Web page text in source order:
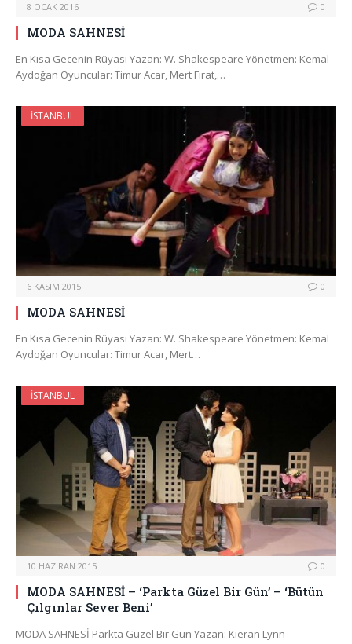
8 OCAK 2016 0
MODA SAHNESİ
En Kısa Gecenin Rüyası Yazan: W. Shakespeare Yönetmen: Kemal
Aydoğan Oyuncular: Timur Acar, Mert Fırat,…
İSTANBUL
6 KASIM 2015 0
MODA SAHNESİ
En Kısa Gecenin Rüyası Yazan: W. Shakespeare Yönetmen: Kemal
Aydoğan Oyuncular: Timur Acar, Mert…
İSTANBUL
10 HAZIRAN 2015 0
MODA SAHNESİ – ‘Parkta Güzel Bir Gün’ – ‘Bütün
Çılgınlar Sever Beni’
MODA SAHNESİ Parkta Güzel Bir Gün Yazan: Kieran Lynn